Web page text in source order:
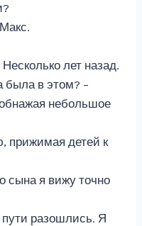
лет назад.
была в этом? –
небольшое
прижимая детей к
сына я вижу точно
разошлись. Я